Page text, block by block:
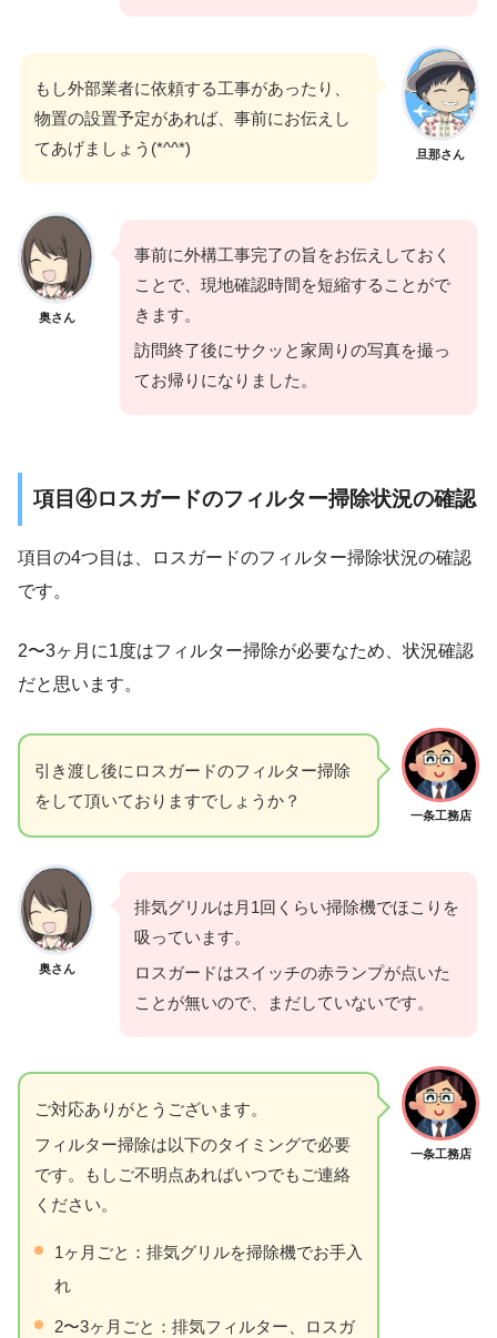
旦那さん
もし外部業者に依頼する工事があったり、
物置の設置予定があれば、事前にお伝えし
てあげましょう(*^^*)
奥さん
事前に外構工事完了の旨をお伝えしておく
ことで、現地確認時間を短縮することがで
きます。
訪問終了後にサクッと家周りの写真を撮っ
てお帰りになりました。
項目④ロスガードのフィルター掃除状況の確認
項目の4つ目は、ロスガードのフィルター掃除状況の確認
です。
2〜3ヶ月に1度はフィルター掃除が必要なため、状況確認
だと思います。
一条工務店
引き渡し後にロスガードのフィルター掃除
をして頂いておりますでしょうか？
奥さん
排気グリルは月1回くらい掃除機でほこりを
吸っています。
ロスガードはスイッチの赤ランプが点いた
ことが無いので、まだしていないです。
一条工務店
ご対応ありがとうございます。
フィルター掃除は以下のタイミングで必要
です。もしご不明点あればいつでもご連絡
ください。
1ヶ月ごと：排気グリルを掃除機でお手入
れ
2〜3ヶ月ごと：排気フィルター、ロスガ